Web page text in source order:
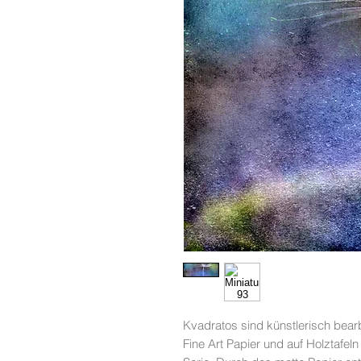
Kvadratos sind künstlerisch
Fine Art Papier und auf